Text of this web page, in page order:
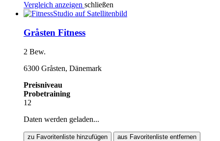
Vergleich anzeigen schließen
Gråsten Fitness
2 Bew.
6300 Gråsten, Dänemark
Preisniveau
Probetraining
12
Daten werden geladen...
zu Favoritenliste hinzufügen aus Favoritenliste entfernen